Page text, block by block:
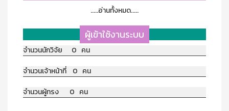
.....อ่านทั้งหมด.....
ผู้เข้าใช้งานระบบ
จำนวนนักวิจัย 0 คน
จำนวนเจ้าหน้าที่ 0 คน
จำนวนผู้ทรง 0 คน